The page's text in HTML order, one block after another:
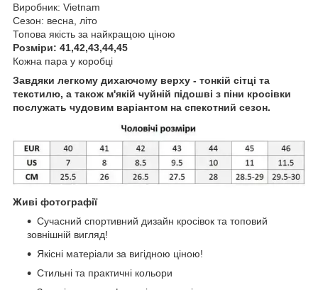
Виробник: Vietnam
Сезон: весна, літо
Топова якість за найкращою ціною
Розміри: 41,42,43,44,45
Кожна пара у коробці
Завдяки легкому дихаючому верху - тонкій сітці та
текстилю, а також м'якій чуйній підошві з піни кросівки
послужать чудовим варіантом на спекотний сезон.
Живі фотографії
Сучасний спортивний дизайн кросівок та топовий
зовнішній вигляд!
Якісні матеріали за вигідною ціною!
Стильні та практичні кольори